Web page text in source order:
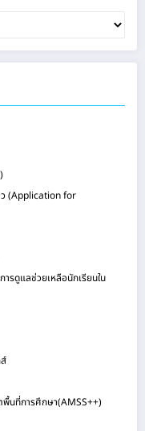
ว (Application for
รดูแลช่วยเหลือนักเรียนใน
พื้นที่การศึกษา(AMSS++)